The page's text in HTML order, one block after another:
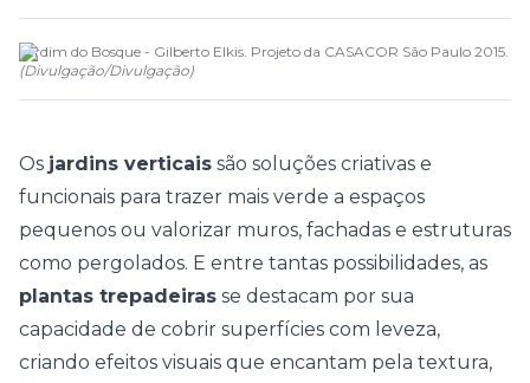
Jardim do Bosque - Gilberto Elkis. Projeto da CASACOR São Paulo 2015.
(Divulgação/Divulgação)
Os jardins verticais são soluções criativas e
funcionais para trazer mais verde a espaços
pequenos ou valorizar muros, fachadas e estruturas
como pergolados. E entre tantas possibilidades, as
plantas trepadeiras se destacam por sua
capacidade de cobrir superfícies com leveza,
criando efeitos visuais que encantam pela textura,